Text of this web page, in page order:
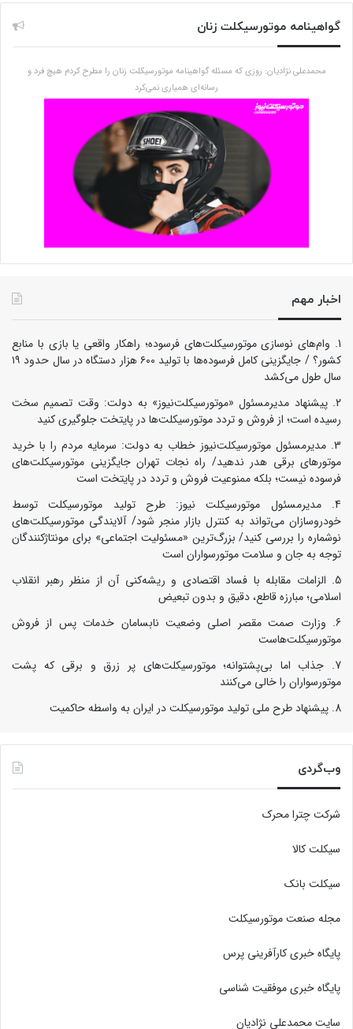
گواهینامه موتورسیکلت زنان
محمدعلی نژادیان: روزی که مسئله گواهینامه موتورسیکلت زنان را مطرح کردم هیچ فرد و
رسانه‌ای همیاری نمی‌کرد
اخبار مهم
وام‌های نوسازی موتورسیکلت‌های فرسوده؛ راهکار واقعی یا بازی با منابع
کشور؟ / جایگزینی کامل فرسوده‌ها با تولید ۶۰۰ هزار دستگاه در سال حدود ۱۹
سال طول می‌کشد
پیشنهاد مدیرمسئول «موتورسیکلت‌نیوز» به دولت: وقت تصمیم سخت
رسیده است؛ از فروش و تردد موتورسیکلت‌ها در پایتخت جلوگیری کنید
مدیرمسئول موتورسیکلت‌نیوز خطاب به دولت: سرمایه مردم را با خرید
موتورهای برقی هدر ندهید/ راه نجات تهران جایگزینی موتورسیکلت‌های
فرسوده نیست؛ بلکه ممنوعیت فروش و تردد در پایتخت است
مدیرمسئول موتورسیکلت نیوز: طرح تولید موتورسیکلت توسط
خودروسازان می‌تواند به کنترل بازار منجر شود/ آلایندگی موتورسیکلت‌های
نوشماره را بررسی کنید/ بزرگ‌ترین «مسئولیت اجتماعی» برای مونتاژکنندگان
توجه به جان و سلامت موتورسواران است
الزامات مقابله با فساد اقتصادی و ریشه‌کنی آن از منظر رهبر انقلاب
اسلامی؛ مبارزه قاطع، دقیق و بدون تبعیض
وزارت صمت مقصر اصلی وضعیت نابسامان خدمات پس از فروش
موتورسیکلت‌هاست
جذاب اما بی‌پشتوانه؛ موتورسیکلت‌های پر زرق‌ و برقی که پشت
موتورسواران را خالی می‌کنند
پیشنهاد طرح ملی تولید موتورسیکلت در ایران به واسطه حاکمیت
وب‌گردی
شرکت چترا محرک
سیکلت کالا
سیکلت بانک
مجله صنعت موتورسیکلت
پایگاه خبری کارآفرینی پرس
پایگاه خبری موفقیت شناسی
سایت محمدعلی نژادیان